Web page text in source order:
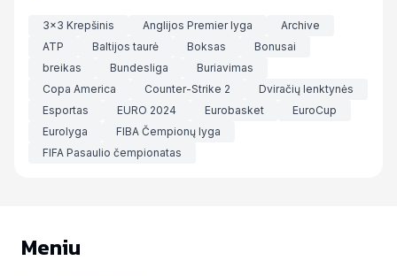
3x3 Krepšinis Anglijos Premier lyga
Archive
ATP
Baltijos taurė Boksas
Bonusai
breikas
Bundesliga
Buriavimas
Copa America
Counter-Strike 2
Dviračių lenktynės
Esportas
EURO 2024 Eurobasket
EuroCup
Eurolyga
FIBA Čempionų lyga
FIFA Pasaulio čempionatas
Meniu